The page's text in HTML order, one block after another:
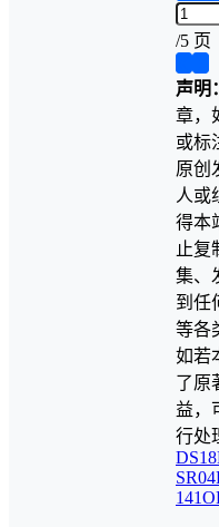
/5 页
声明：
章，
或标
原创
人或
得本
止复
集、
到任
等各
如若
了原
益，
行处
SR04
141